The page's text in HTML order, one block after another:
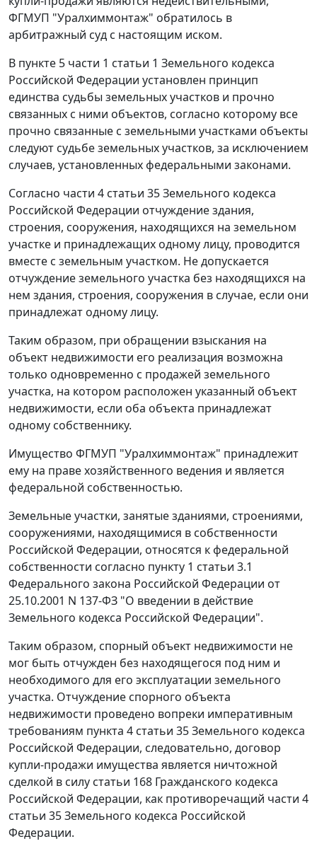
ФГМУП "Уралхиммонтаж" обратилось в
арбитражный суд с настоящим иском.
В пункте 5 части 1 статьи 1 Земельного кодекса
Российской Федерации установлен принцип
единства судьбы земельных участков и прочно
связанных с ними объектов, согласно которому все
прочно связанные с земельными участками объекты
следуют судьбе земельных участков, за исключением
случаев, установленных федеральными законами.
Согласно части 4 статьи 35Земельного кодекса
Российской Федерации отчуждение здания,
строения, сооружения, находящихся на земельном
участке и принадлежащих одному лицу, проводится
вместе с земельным участком. Не допускается
отчуждение земельного участка без находящихся на
нем здания, строения, сооружения в случае, если они
принадлежат одному лицу.
Таким образом, при обращении взыскания на
объект недвижимости его реализация возможна
только одновременно с продажей земельного
участка, на котором расположен указанный объект
недвижимости, если оба объекта принадлежат
одному собственнику.
Имущество ФГМУП "Уралхиммонтаж" принадлежит
ему на праве хозяйственного ведения и является
федеральной собственностью.
Земельные участки, занятые зданиями, строениями,
сооружениями, находящимися в собственности
Российской Федерации, относятся к федеральной
собственности согласно пункту 1 статьи 3.1
Федерального закона Российской Федерации от
25.10.2001 N 137-ФЗ "О введении в действие
Земельного кодекса Российской Федерации".
Таким образом, спорный объект недвижимости не
мог быть отчужден без находящегося под ним и
необходимого для его эксплуатации земельного
участка. Отчуждение спорного объекта
недвижимости проведено вопреки императивным
требованиям пункта 4 статьи 35Земельного кодекса
Российской Федерации, следовательно, договор
купли-продажи имущества является ничтожной
сделкой в силу статьи 168 Гражданского кодекса
Российской Федерации, как противоречащий части 4
статьи 35Земельного кодекса Российской
Федерации.